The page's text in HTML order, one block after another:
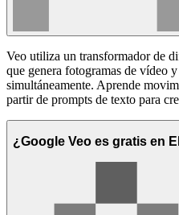
Veo utiliza un transformador de
que genera fotogramas de vídeo
simultáneamente. Aprende
partir de prompts de texto para
¿Google Veo es gratis en